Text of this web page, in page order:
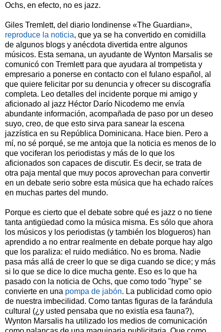
Ochs, en efecto, no es jazz.
Giles Tremlett, del diario londinense «The Guardian»,
reproduce la noticia, que ya se ha convertido en comidilla
de algunos blogs y anécdota divertida entre algunos
músicos. Esta semana, un ayudante de Wynton Marsalis se
comunicó con Tremlett para que ayudara al trompetista y
empresario a ponerse en contacto con el fulano español, al
que quiere felicitar por su denuncia y ofrecer su discografía
completa. Leo detalles del incidente porque mi amigo y
aficionado al jazz Héctor Darío Nicodemo me envía
abundante información, acompañada de paso por un deseo
suyo, creo, de que esto sirva para sanear la escena
jazzística en su República Dominicana. Hace bien. Pero a
mí, no sé porqué, se me antoja que la noticia es menos de lo
que vociferan los periodistas y más de lo que los
aficionados son capaces de discutir. Es decir, se trata de
otra paja mental que muy pocos aprovechan para convertir
en un debate serio sobre esta música que ha echado raíces
en muchas partes del mundo.
Porque es cierto que el debate sobre qué es jazz o no tiene
tanta antigüedad como la música misma. Es sólo que ahora
los músicos y los periodistas (y también los blogueros) han
aprendido a no entrar realmente en debate porque hay algo
que los paraliza: el ruido mediático. No es broma. Nadie
pasa más allá de creer lo que se diga cuando se dice; y más
si lo que se dice lo dice mucha gente. Eso es lo que ha
pasado con la noticia de Ochs, que como todo "hype" se
convierte en una pompa de jabón. La publicidad como opio
de nuestra imbecilidad. Como tantas figuras de la farándula
cultural (¿y usted pensaba que no existía esa fauna?),
Wynton Marsalis ha utilizado los medios de comunicación